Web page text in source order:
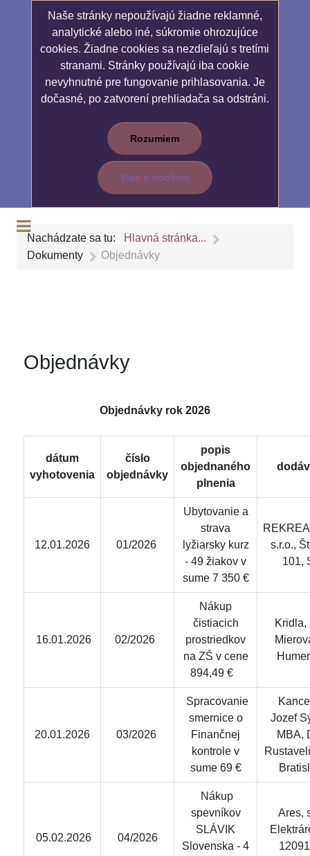
Naše stránky nepoužívajú žiadne reklamné,
analytické alebo iné, súkromie ohrozujúce
cookies. Žiadne cookies sa nezdieľajú s tretími
stranami. Stránky používajú iba cookie
nevyhnutné pre fungovanie prihlasovania. Je
dočasné, po zatvorení prehliadača sa odstráni.
Rozumiem
Viac o cookies
Nachádzate sa tu:
Hlavná stránka...
Dokumenty
Objednávky
Objednávky
Objednávky rok 2026
dátum
vyhotovenia
číslo
objednávky
popis
objednaného
plnenia
12.01.2026 01/2026
Ubytovanie a
strava
lyžiarsky kurz
- 49 žiakov v
sume 7 350 €
s.r.o.,
101,
16.01.2026 02/2026
Nákup
čistiacich
prostriedkov
na ZŠ v cene
894,49 €
Kridla,
20.01.2026 03/2026
Spracovanie
smernice o
Finančnej
kontrole v
sume 69 €
Jozef
MBA,
05.02.2026 04/2026
Nákup
spevníkov
SLÁVIK
Slovenska - 4
Ares,